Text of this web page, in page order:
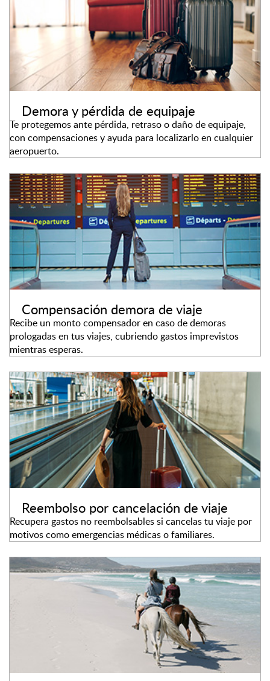
Demora y pérdida de equipaje
Te protegemos ante pérdida, retraso o daño de equipaje,
con compensaciones y ayuda para localizarlo en cualquier
aeropuerto.
Compensación demora de viaje
Recibe un monto compensador en caso de demoras
prologadas en tus viajes, cubriendo gastos imprevistos
mientras esperas.
Reembolso por cancelación de viaje
Recupera gastos no reembolsables si cancelas tu viaje por
motivos como emergencias médicas o familiares.